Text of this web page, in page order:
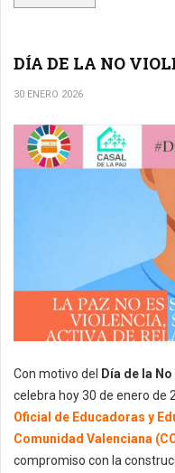
DÍA DE LA NO
30 ENERO 2026
Con motivo del Día de la
celebra hoy 30 de enero de
Oficial de Educadoras y
Comunidad Valenciana
compromiso con la